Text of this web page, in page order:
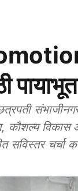
संभाजीनगर
विकास
सविस्तर चर्चा